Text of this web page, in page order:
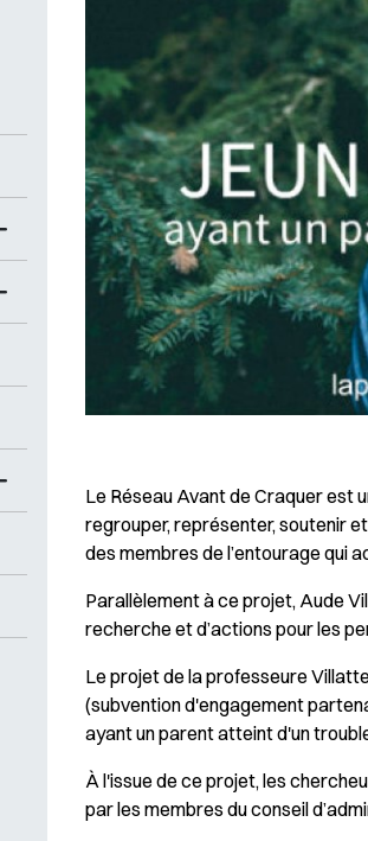
Le Réseau Avant de Craquer est
regrouper, représenter, soutenir
des membres de l’entourage qui
Parallèlement à ce projet, Aude
recherche et d’actions pour les
Le projet de la professeure
(subvention d'engagement
ayant un parent atteint d'un
À l'issue de ce projet, les
par les membres du conseil